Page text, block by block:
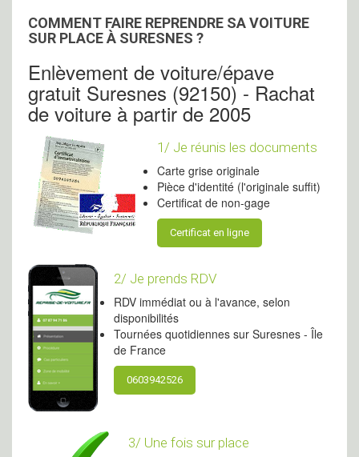
COMMENT FAIRE REPRENDRE SA VOITURE
SUR PLACE À SURESNES ?
Enlèvement de voiture/épave
gratuit Suresnes (92150) - Rachat
de voiture à partir de 2005
1/ Je réunis les documents
Carte grise originale
Pièce d'identité (l'originale suffit)
Certificat de non-gage
Certificat en ligne
2/ Je prends RDV
RDV immédiat ou à l'avance, selon
disponibilités
Tournées quotidiennes sur Suresnes - Île
de France
0603942526
3/ Une fois sur place